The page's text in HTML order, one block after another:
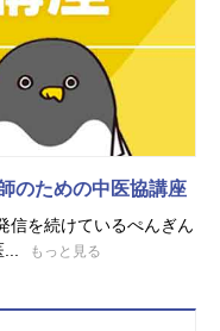
のための中医協講座
信を続けているぺんぎん
...
もっと見る